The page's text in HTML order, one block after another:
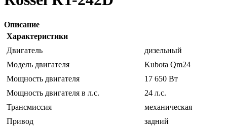
Описание
Характеристики
Двигатель
дизельный
Модель двигателя
Kubota Qm24
Мощность двигателя
17 650 Вт
Мощность двигателя в л.с.
24 л.с.
Трансмиссия
механическая
Привод
задний